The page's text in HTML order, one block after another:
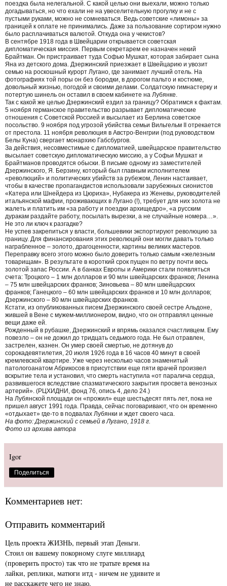
поездка была нелегальной. С какой целью они выехали, можно только
догадываться, но что ехали не на увеселительную прогулку и не с
пустыми руками, можно не сомневаться. Ведь советские «лимоны» за
границей к оплате не принимались. Даже за пользование сортиром нужно
было расплачиваться валютой. Откуда она у чекистов?
В сентябре 1918 года в Швейцарии открывается советская
дипломатическая миссия. Первым секретарем ее назначен некий
Брайтман. Он пристраивает туда Софью Мушкат, которая забирает сына
Яна из детского дома. Дзержинский приезжает в Швейцарию и увозит
семью на роскошный курорт Лугано, где занимает лучший отель. На
фотографиях той поры он без бородки, в дорогом пальто и костюме,
довольный жизнью, погодой и своими делами. Солдатскую гимнастерку и
потертую шинель он оставил в своем кабинете на Лубянке.
Так с какой же целью Дзержинский ездил за границу? Обратимся к фактам.
5 ноября германское правительство разрывает дипломатические
отношения с Советской Россией и высылает из Берлина советское
посольство. 9 ноября под угрозой убийства семьи Вильгельм II отрекается
от престола. 11 ноября революция в Австро-Венгрии (под руководством
Белы Куна) свергает монархию Габсбургов.
За действия, несовместимые с дипломатией, швейцарское правительство
высылает советскую дипломатическую миссию, а у Софьи Мушкат и
Брайтманов проводятся обыски. В письме одному из заместителей
Дзержинского, Я. Берзину, который был главным исполнителем
«революций» и политических убийств за рубежом, Ленин настаивает,
чтобы в качестве пропагандистов использовали зарубежных сионистов
«Катера или Шнейдера из Цюриха», Нубакера из Женевы, руководителей
итальянской мафии, проживающих в Лугано (!), требует для них золота не
жалеть и платить им «за работу и поездки архищедро», «а русским
дуракам раздайте работу, посылать вырезки, а не случайные номера…».
Не это ли ключ к разгадке?
Не успев закрепиться у власти, большевики экспортируют революцию за
границу. Для финансирования этих революций они могли давать только
награбленное – золото, драгоценности, картины великих мастеров.
Переправку всего этого можно было доверить только самым «железным
товарищам». В результате в короткий срок пущен по ветру почти весь
золотой запас России. А в банках Европы и Америки стали появляться
счета: Троцкого – 1 млн долларов и 90 млн швейцарских франков; Ленина
– 75 млн швейцарских франков; Зиновьева – 80 млн швейцарских
франков; Ганецкого – 60 млн швейцарских франков и 10 млн долларов;
Дзержинского – 80 млн швейцарских франков.
Кстати, из опубликованных писем Дзержинского своей сестре Альдоне,
жившей в Вене с мужем-миллионером, видно, что он отправлял ценные
вещи даже ей.
Рожденный в рубашке, Дзержинский и впрямь оказался счастливцем. Ему
повезло – он не дожил до тридцать седьмого года. Не был отравлен,
застрелен, казнен. Он умер своей смертью, не дотянув до
сорокадевятилетия, 20 июля 1926 года в 16 часов 40 минут в своей
кремлевской квартире. Уже через несколько часов знаменитый
патологоанатом Абрикосов в присутствии еще пяти врачей произвел
вскрытие тела и установил, что смерть наступила «от паралича сердца,
развившегося вследствие спазматического закрытия просвета венозных
артерий». (РЦХИДНИ, фонд 76, опись 4, дело 24.)
На Лубянской площади он «прожил» еще шестьдесят пять лет, пока не
пришел август 1991 года. Правда, сейчас поговаривают, что он временно
«отдыхает» где-то в подвалах Лубянки и ждет своего часа.
На фото: Дзержинский с семьей в Лугано, 1918 г.
Фото из архива автора
Igor
Поделиться
Комментариев нет:
Отправить комментарий
Цель проекта ЖИЗНЬ, первый этап Деньги.
Стоил он вашему покорному слуге миллиард
(проверить просто) так что не тратьте время на
лайки, реплики, матюги итд - ничем не удивите и
не расскажете чего не знаю.